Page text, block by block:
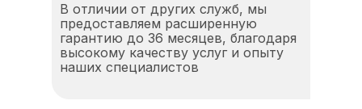
В отличии от других служб, мы
предоставляем расширенную
гарантию до 36 месяцев, благодаря
высокому качеству услуг и опыту
наших специалистов